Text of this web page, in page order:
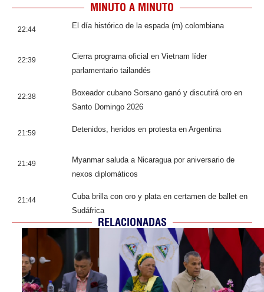
MINUTO A MINUTO
22:44 El día histórico de la espada (m) colombiana
22:39
Cierra programa oficial en Vietnam líder
parlamentario tailandés
22:38
Boxeador cubano Sorsano ganó y discutirá oro en
Santo Domingo 2026
21:59 Detenidos, heridos en protesta en Argentina
21:49
Myanmar saluda a Nicaragua por aniversario de
nexos diplomáticos
21:44
Cuba brilla con oro y plata en certamen de ballet en
Sudáfrica
RELACIONADAS